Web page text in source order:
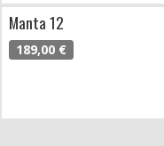
Manta 12
189,00 €